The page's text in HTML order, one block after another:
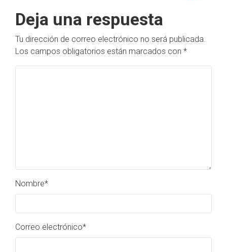
Deja una respuesta
Tu dirección de correo electrónico no será publicada.
Los campos obligatorios están marcados con *
Nombre*
Correo electrónico*